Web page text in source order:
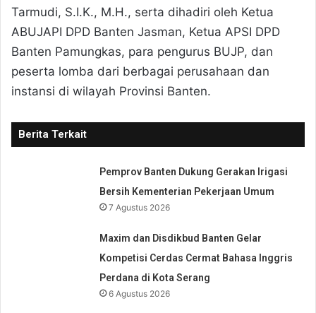
Tarmudi, S.I.K., M.H., serta dihadiri oleh Ketua
ABUJAPI DPD Banten Jasman, Ketua APSI DPD
Banten Pamungkas, para pengurus BUJP, dan
peserta lomba dari berbagai perusahaan dan
instansi di wilayah Provinsi Banten.
Berita Terkait
Pemprov Banten Dukung Gerakan Irigasi
Bersih Kementerian Pekerjaan Umum
7 Agustus 2026
Maxim dan Disdikbud Banten Gelar
Kompetisi Cerdas Cermat Bahasa Inggris
Perdana di Kota Serang
6 Agustus 2026